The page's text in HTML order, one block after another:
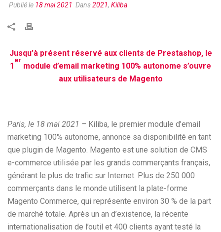
Publié le 18 mai 2021 Dans2021, Kiliba
Jusqu’à présent réservé aux clients de Prestashop, le
1
er
module d’email marketing 100% autonome s’ouvre
aux utilisateurs de Magento
Paris, le 18 mai 2021 – Kiliba, le premier module d’email
marketing 100% autonome, annonce sa disponibilité en tant
que plugin de Magento. Magento est une solution de CMS
e-commerce utilisée par les grands commerçants français,
générant le plus de trafic sur Internet. Plus de 250 000
commerçants dans le monde utilisent la plate-forme
Magento Commerce, qui représente environ 30 % de la part
de marché totale. Après un an d’existence, la récente
internationalisation de l’outil et 400 clients ayant testé la